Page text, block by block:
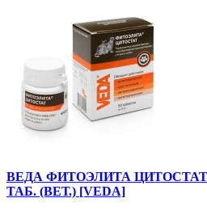
ВЕДА ФИТОЭЛИТА
ТАБ. (ВЕТ.) [VEDA]